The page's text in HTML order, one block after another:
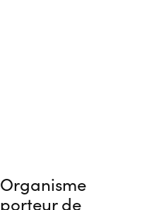
Organisme
porteur de